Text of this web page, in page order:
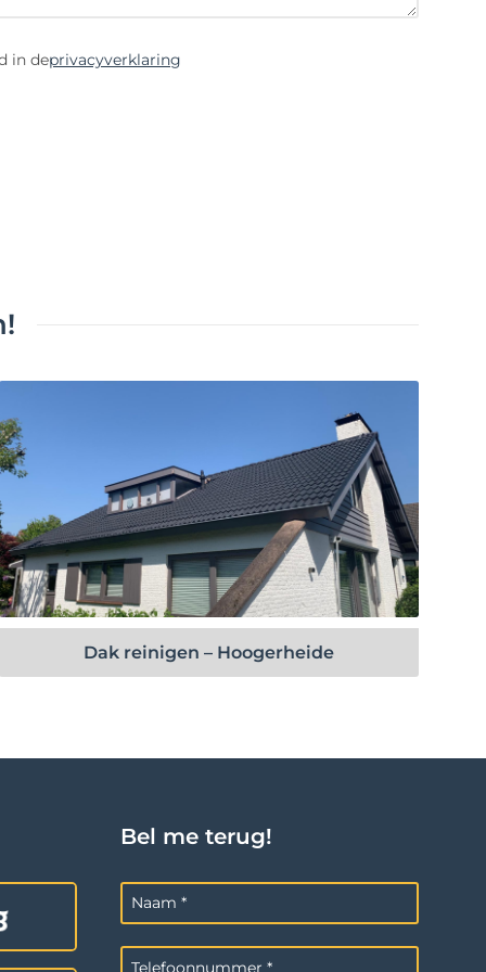
in deprivacyverklaring
Bekijk project
Dak reinigen – Hoogerheide
Bel me terug!